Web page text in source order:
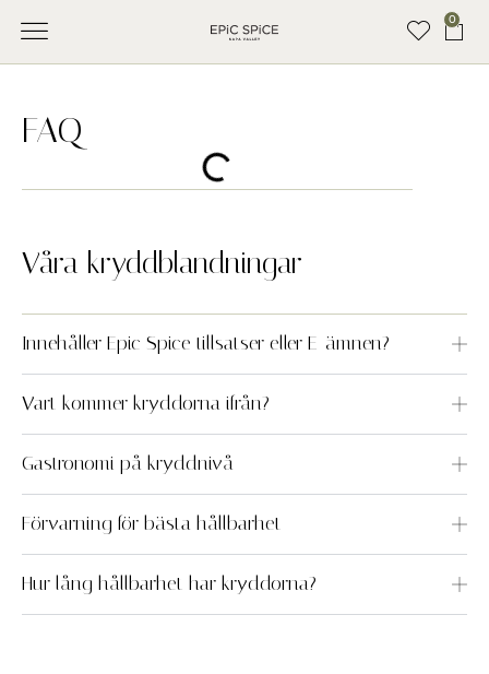
0
FAQ
Våra kryddblandningar
Innehåller Epic Spice tillsatser eller E-ämnen?
Vart kommer kryddorna ifrån?
Gastronomi på kryddnivå
Förvarning för bästa hållbarhet
Hur lång hållbarhet har kryddorna?